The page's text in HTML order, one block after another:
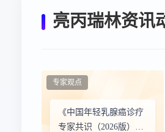
亮丙瑞林资讯
《中国年轻乳腺癌诊疗
专家共识（2026版）》
专家观点